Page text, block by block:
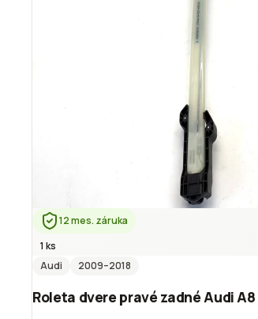
12 mes. záruka
1 ks
Audi
2009–2018
Roleta dvere pravé zadné Audi